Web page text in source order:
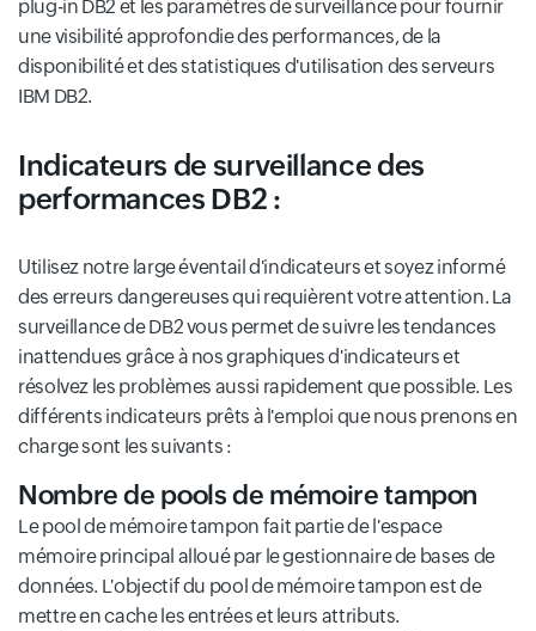
plug-in DB2 et les paramètres de surveillance pour fournir
une visibilité approfondie des performances, de la
disponibilité et des statistiques d'utilisation des serveurs
IBM DB2.
Indicateurs de surveillance des
performances DB2 :
Utilisez notre large éventail d'indicateurs et soyez informé
des erreurs dangereuses qui requièrent votre attention. La
surveillance de DB2 vous permet de suivre les tendances
inattendues grâce à nos graphiques d'indicateurs et
résolvez les problèmes aussi rapidement que possible. Les
différents indicateurs prêts à l'emploi que nous prenons en
charge sont les suivants :
Nombre de pools de mémoire tampon
Le pool de mémoire tampon fait partie de l'espace
mémoire principal alloué par le gestionnaire de bases de
données. L'objectif du pool de mémoire tampon est de
mettre en cache les entrées et leurs attributs.